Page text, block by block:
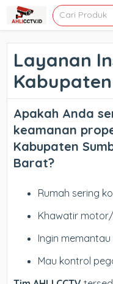
Layanan
Apakah Anda
keamanan
Kabupaten
Barat?
Rumah sering
Khawatir
Ingin
Mau kontrol